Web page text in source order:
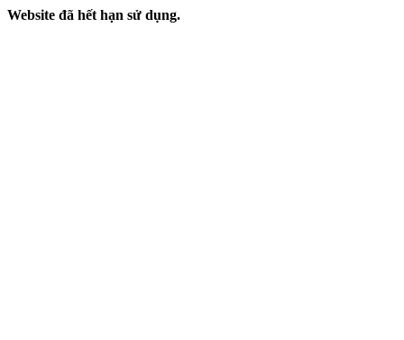
Website đã hết hạn sử dụng.